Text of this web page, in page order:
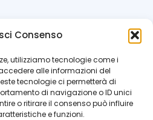
Consenso
utilizziamo tecnologie come i
alle informazioni del
tecnologie ci permetterà di
di navigazione o ID unici
o ritirare il consenso può influire
e funzioni.
Napoli. News, interviste,
giornalistica registrata
10/2012). Direttore Luca